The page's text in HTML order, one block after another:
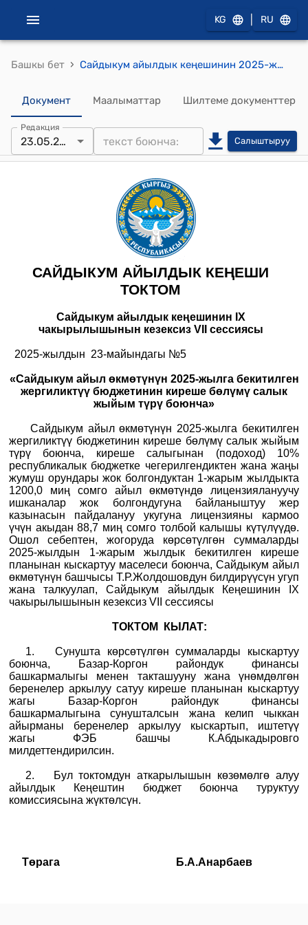
KG RU
Башкы бет › Сайдыкум айылдык кеңешинин 2025-жылдын 23-майындагы №5 «Сайдыкум айыл өкмөтүнүн 2025-жылга бекитилген жергиликтүү бюджетинин киреше бөлүмү салык жыйым түрү боюнча» токтому
Документ Маалыматтар Шилтеме документтер
Редакция
23.05.2025 Салыштыруу